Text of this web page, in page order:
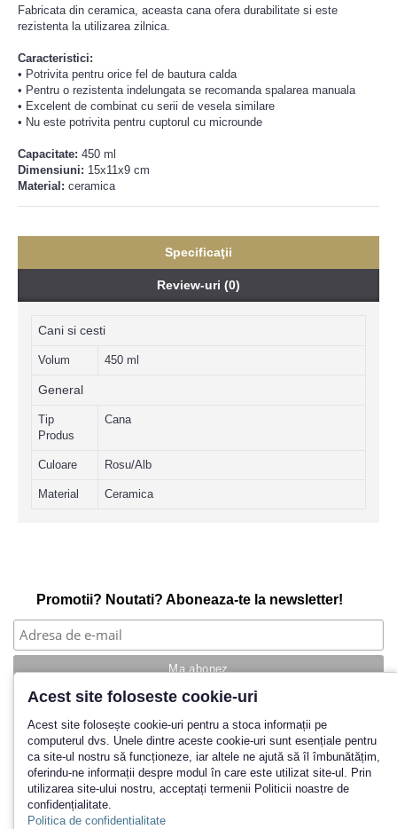
Fabricata din ceramica, aceasta cana ofera durabilitate si este
rezistenta la utilizarea zilnica.
Caracteristici:
• Potrivita pentru orice fel de bautura calda
• Pentru o rezistenta indelungata se recomanda spalarea manuala
• Excelent de combinat cu serii de vesela similare
• Nu este potrivita pentru cuptorul cu microunde
Capacitate: 450 ml
Dimensiuni: 15x11x9 cm
Material: ceramica
Specificaţii
Review-uri (0)
Cani si cesti
Volum 450 ml
General
Tip
Produs
Cana
Culoare Rosu/Alb
Material Ceramica
Promotii? Noutati? Aboneaza-te la newsletter!
Povestea noastra
Cum cumpar?
Termeni si conditii
Politica de retur
Contact
Inregistrare
Acest site foloseste cookie-uri
Acest site folosește cookie-uri pentru a stoca informații pe
computerul dvs. Unele dintre aceste cookie-uri sunt esențiale pentru
ca site-ul nostru să funcționeze, iar altele ne ajută să îl îmbunătățim,
oferindu-ne informații despre modul în care este utilizat site-ul. Prin
utilizarea site-ului nostru, acceptați termenii Politicii noastre de
confidențialitate.
Politica de confidentialitate